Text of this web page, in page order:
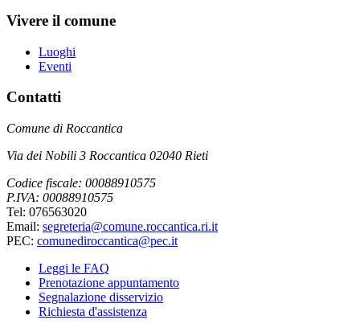
Vivere il comune
Luoghi
Eventi
Contatti
Comune di Roccantica
Via dei Nobili 3 Roccantica 02040 Rieti
Codice fiscale: 00088910575
P.IVA: 00088910575
Tel: 076563020
Email: segreteria@comune.roccantica.ri.it
PEC: comunediroccantica@pec.it
Leggi le FAQ
Prenotazione appuntamento
Segnalazione disservizio
Richiesta d'assistenza